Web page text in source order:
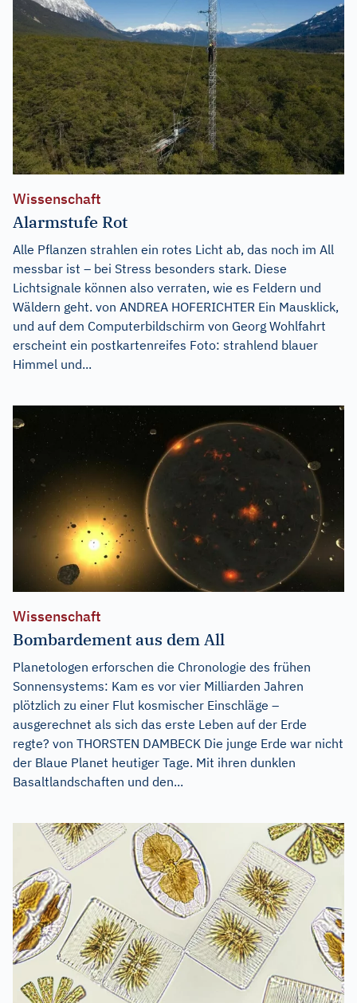
Wissenschaft
Alarmstufe Rot
Alle Pflanzen strahlen ein rotes Licht ab, das noch im All
messbar ist – bei Stress besonders stark. Diese
Lichtsignale können also verraten, wie es Feldern und
Wäldern geht. von ANDREA HOFERICHTER Ein Mausklick,
und auf dem Computerbildschirm von Georg Wohlfahrt
erscheint ein postkartenreifes Foto: strahlend blauer
Himmel und...
Wissenschaft
Bombardement aus dem All
Planetologen erforschen die Chronologie des frühen
Sonnensystems: Kam es vor vier Milliarden Jahren
plötzlich zu einer Flut kosmischer Einschläge –
ausgerechnet als sich das erste Leben auf der Erde
regte? von THORSTEN DAMBECK Die junge Erde war nicht
der Blaue Planet heutiger Tage. Mit ihren dunklen
Basaltlandschaften und den...